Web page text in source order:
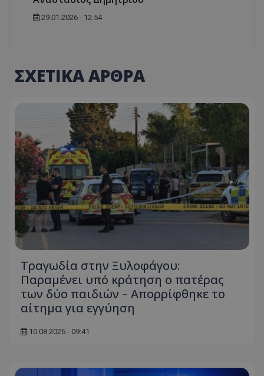
29.01.2026 - 12:54
ΣΧΕΤΙΚΑ ΑΡΘΡΑ
Τραγωδία στην Ξυλοφάγου:
Παραμένει υπό κράτηση ο πατέρας
των δύο παιδιών – Απορρίφθηκε το
αίτημα για εγγύηση
10.08.2026 - 09:41